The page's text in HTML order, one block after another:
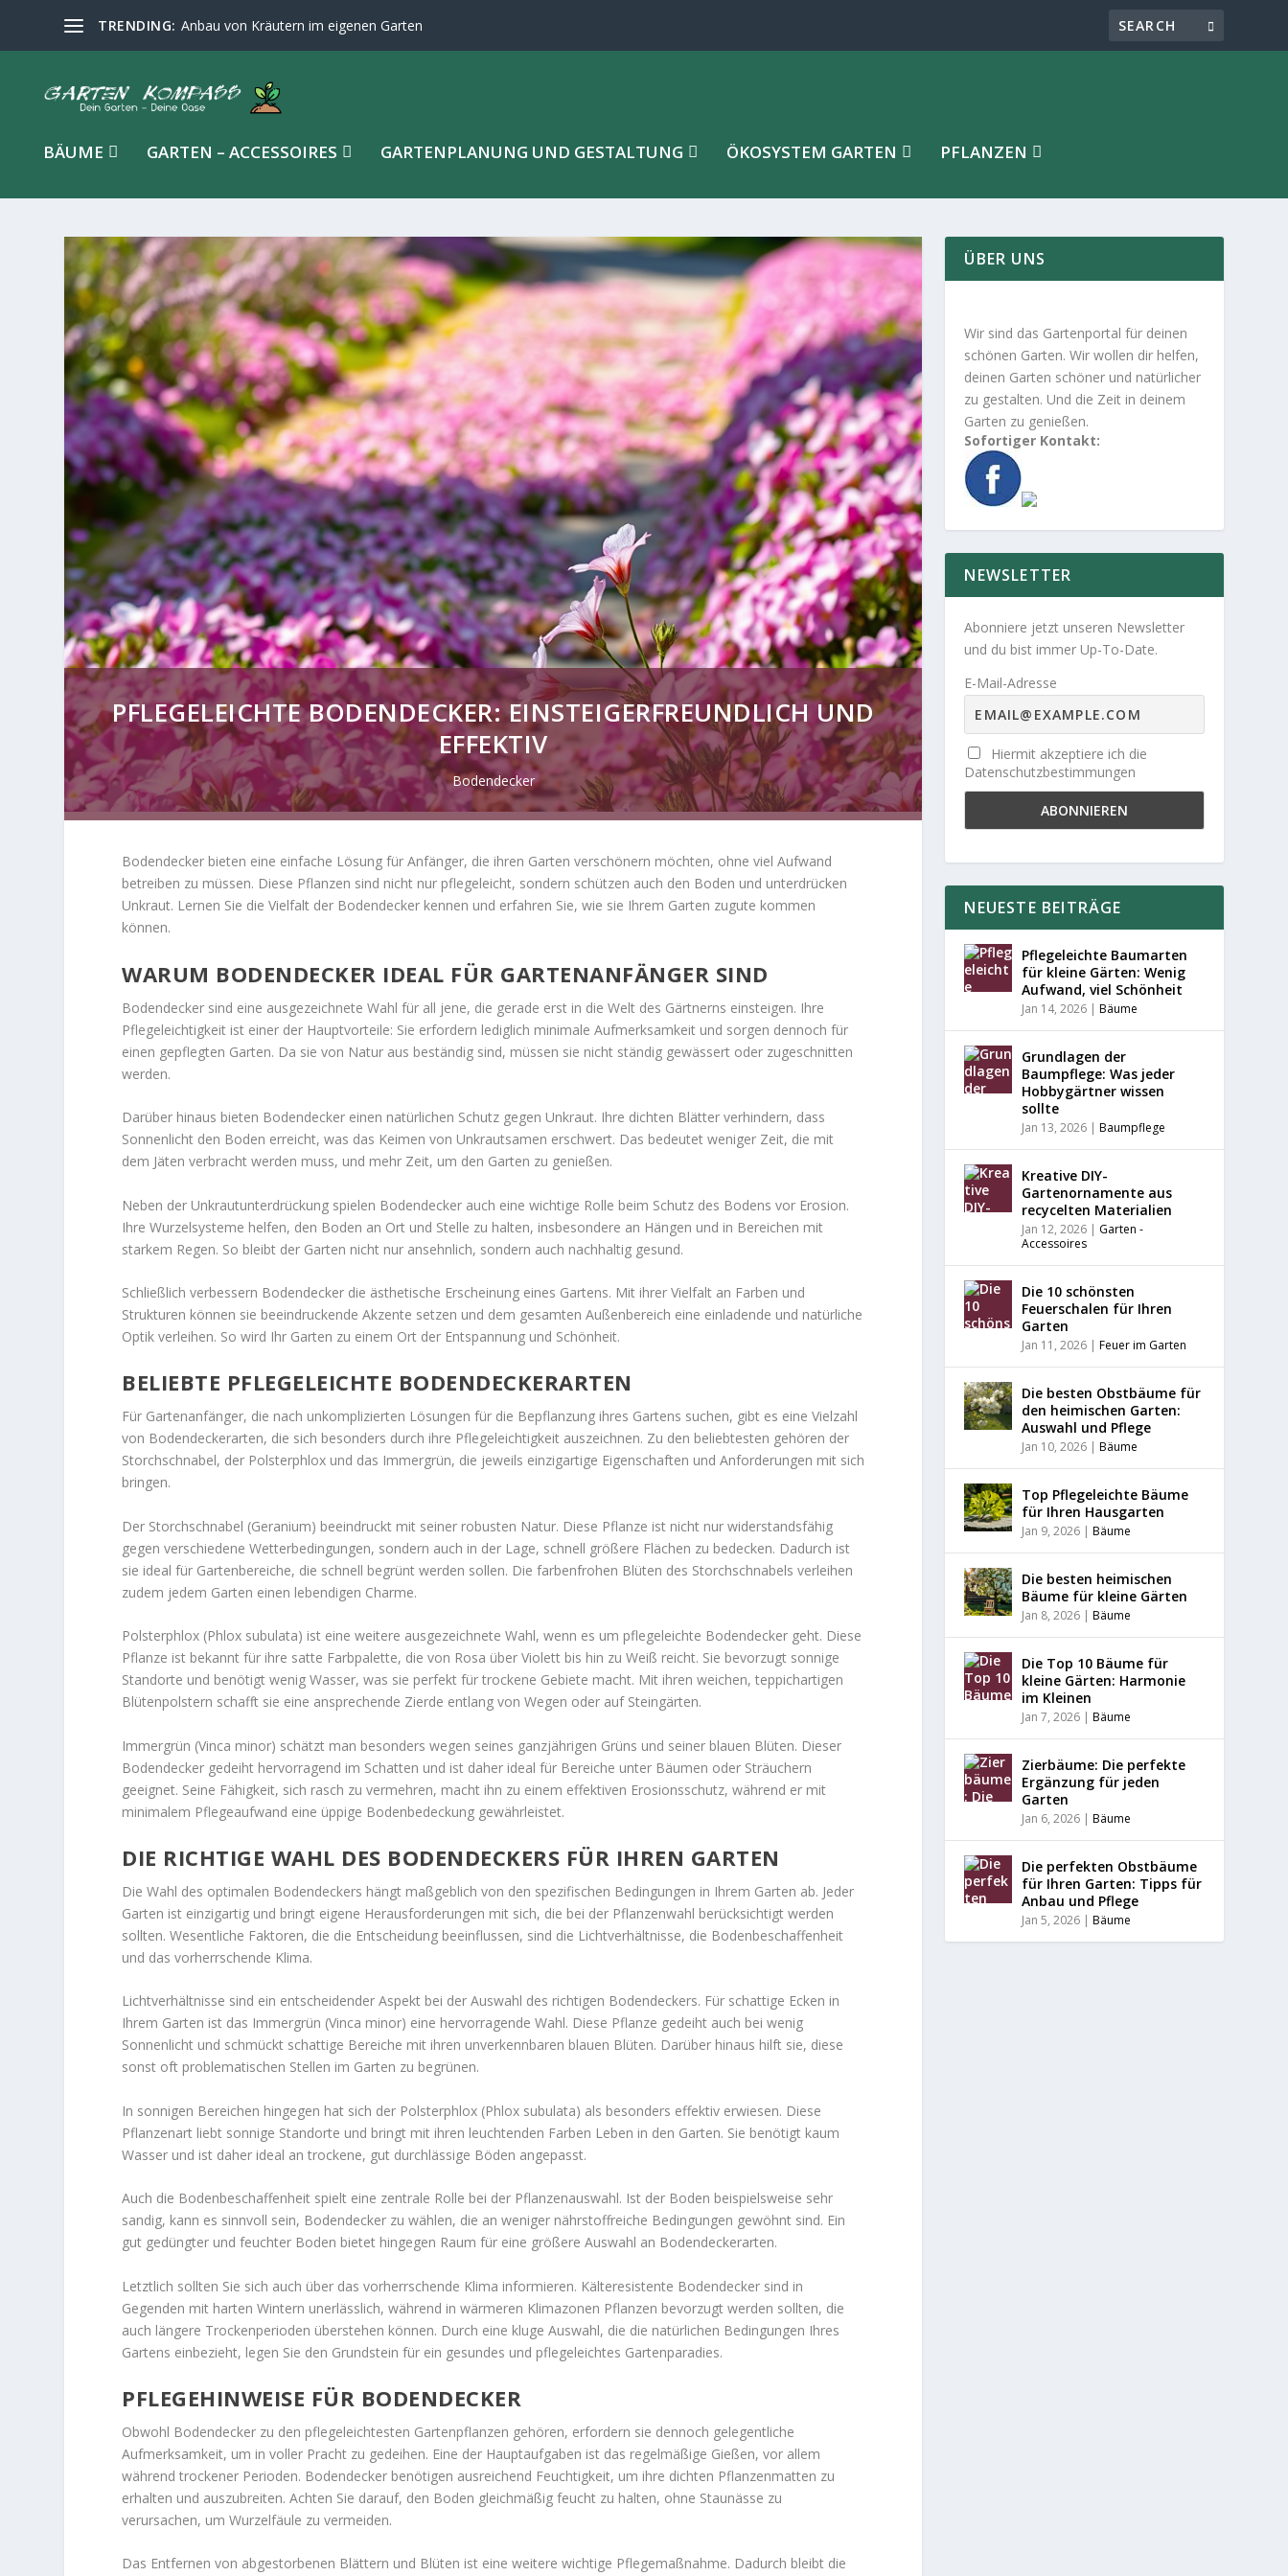
TRENDING: Anbau von Kräutern im eigenen Garten
BÄUME GARTEN – ACCESSOIRES GARTENPLANUNG UND GESTALTUNG ÖKOSYSTEM GARTEN PFLANZEN
PFLEGELEICHTE BODENDECKER: EINSTEIGERFREUNDLICH UND
EFFEKTIV
Bodendecker
Bodendecker bieten eine einfache Lösung für Anfänger, die ihren Garten verschönern möchten, ohne viel Aufwand
betreiben zu müssen. Diese Pflanzen sind nicht nur pflegeleicht, sondern schützen auch den Boden und unterdrücken
Unkraut. Lernen Sie die Vielfalt der Bodendecker kennen und erfahren Sie, wie sie Ihrem Garten zugute kommen
können.
WARUM BODENDECKER IDEAL FÜR GARTENANFÄNGER SIND
Bodendecker sind eine ausgezeichnete Wahl für all jene, die gerade erst in die Welt des Gärtnerns einsteigen. Ihre
Pflegeleichtigkeit ist einer der Hauptvorteile: Sie erfordern lediglich minimale Aufmerksamkeit und sorgen dennoch für
einen gepflegten Garten. Da sie von Natur aus beständig sind, müssen sie nicht ständig gewässert oder zugeschnitten
werden.
Darüber hinaus bieten Bodendecker einen natürlichen Schutz gegen Unkraut. Ihre dichten Blätter verhindern, dass
Sonnenlicht den Boden erreicht, was das Keimen von Unkrautsamen erschwert. Das bedeutet weniger Zeit, die mit
dem Jäten verbracht werden muss, und mehr Zeit, um den Garten zu genießen.
Neben der Unkrautunterdrückung spielen Bodendecker auch eine wichtige Rolle beim Schutz des Bodens vor Erosion.
Ihre Wurzelsysteme helfen, den Boden an Ort und Stelle zu halten, insbesondere an Hängen und in Bereichen mit
starkem Regen. So bleibt der Garten nicht nur ansehnlich, sondern auch nachhaltig gesund.
Schließlich verbessern Bodendecker die ästhetische Erscheinung eines Gartens. Mit ihrer Vielfalt an Farben und
Strukturen können sie beeindruckende Akzente setzen und dem gesamten Außenbereich eine einladende und natürliche
Optik verleihen. So wird Ihr Garten zu einem Ort der Entspannung und Schönheit.
BELIEBTE PFLEGELEICHTE BODENDECKERARTEN
Für Gartenanfänger, die nach unkomplizierten Lösungen für die Bepflanzung ihres Gartens suchen, gibt es eine Vielzahl
von Bodendeckerarten, die sich besonders durch ihre Pflegeleichtigkeit auszeichnen. Zu den beliebtesten gehören der
Storchschnabel, der Polsterphlox und das Immergrün, die jeweils einzigartige Eigenschaften und Anforderungen mit sich
bringen.
Der Storchschnabel (Geranium) beeindruckt mit seiner robusten Natur. Diese Pflanze ist nicht nur widerstandsfähig
gegen verschiedene Wetterbedingungen, sondern auch in der Lage, schnell größere Flächen zu bedecken. Dadurch ist
sie ideal für Gartenbereiche, die schnell begrünt werden sollen. Die farbenfrohen Blüten des Storchschnabels verleihen
zudem jedem Garten einen lebendigen Charme.
Polsterphlox (Phlox subulata) ist eine weitere ausgezeichnete Wahl, wenn es um pflegeleichte Bodendecker geht. Diese
Pflanze ist bekannt für ihre satte Farbpalette, die von Rosa über Violett bis hin zu Weiß reicht. Sie bevorzugt sonnige
Standorte und benötigt wenig Wasser, was sie perfekt für trockene Gebiete macht. Mit ihren weichen, teppichartigen
Blütenpolstern schafft sie eine ansprechende Zierde entlang von Wegen oder auf Steingärten.
Immergrün (Vinca minor) schätzt man besonders wegen seines ganzjährigen Grüns und seiner blauen Blüten. Dieser
Bodendecker gedeiht hervorragend im Schatten und ist daher ideal für Bereiche unter Bäumen oder Sträuchern
geeignet. Seine Fähigkeit, sich rasch zu vermehren, macht ihn zu einem effektiven Erosionsschutz, während er mit
minimalem Pflegeaufwand eine üppige Bodenbedeckung gewährleistet.
DIE RICHTIGE WAHL DES BODENDECKERS FÜR IHREN GARTEN
Die Wahl des optimalen Bodendeckers hängt maßgeblich von den spezifischen Bedingungen in Ihrem Garten ab. Jeder
Garten ist einzigartig und bringt eigene Herausforderungen mit sich, die bei der Pflanzenwahl berücksichtigt werden
sollten. Wesentliche Faktoren, die die Entscheidung beeinflussen, sind die Lichtverhältnisse, die Bodenbeschaffenheit
und das vorherrschende Klima.
Lichtverhältnisse sind ein entscheidender Aspekt bei der Auswahl des richtigen Bodendeckers. Für schattige Ecken in
Ihrem Garten ist das Immergrün (Vinca minor) eine hervorragende Wahl. Diese Pflanze gedeiht auch bei wenig
Sonnenlicht und schmückt schattige Bereiche mit ihren unverkennbaren blauen Blüten. Darüber hinaus hilft sie, diese
sonst oft problematischen Stellen im Garten zu begrünen.
In sonnigen Bereichen hingegen hat sich der Polsterphlox (Phlox subulata) als besonders effektiv erwiesen. Diese
Pflanzenart liebt sonnige Standorte und bringt mit ihren leuchtenden Farben Leben in den Garten. Sie benötigt kaum
Wasser und ist daher ideal an trockene, gut durchlässige Böden angepasst.
Auch die Bodenbeschaffenheit spielt eine zentrale Rolle bei der Pflanzenauswahl. Ist der Boden beispielsweise sehr
sandig, kann es sinnvoll sein, Bodendecker zu wählen, die an weniger nährstoffreiche Bedingungen gewöhnt sind. Ein
gut gedüngter und feuchter Boden bietet hingegen Raum für eine größere Auswahl an Bodendeckerarten.
Letztlich sollten Sie sich auch über das vorherrschende Klima informieren. Kälteresistente Bodendecker sind in
Gegenden mit harten Wintern unerlässlich, während in wärmeren Klimazonen Pflanzen bevorzugt werden sollten, die
auch längere Trockenperioden überstehen können. Durch eine kluge Auswahl, die die natürlichen Bedingungen Ihres
Gartens einbezieht, legen Sie den Grundstein für ein gesundes und pflegeleichtes Gartenparadies.
PFLEGEHINWEISE FÜR BODENDECKER
Obwohl Bodendecker zu den pflegeleichtesten Gartenpflanzen gehören, erfordern sie dennoch gelegentliche
Aufmerksamkeit, um in voller Pracht zu gedeihen. Eine der Hauptaufgaben ist das regelmäßige Gießen, vor allem
während trockener Perioden. Bodendecker benötigen ausreichend Feuchtigkeit, um ihre dichten Pflanzenmatten zu
erhalten und auszubreiten. Achten Sie darauf, den Boden gleichmäßig feucht zu halten, ohne Staunässe zu
verursachen, um Wurzelfäule zu vermeiden.
Das Entfernen von abgestorbenen Blättern und Blüten ist eine weitere wichtige Pflegemaßnahme. Dadurch bleibt die
ÜBER UNS
Wir sind das Gartenportal für deinen
schönen Garten. Wir wollen dir helfen,
deinen Garten schöner und natürlicher
zu gestalten. Und die Zeit in deinem
Garten zu genießen.
Sofortiger Kontakt:
NEWSLETTER
Abonniere jetzt unseren Newsletter
und du bist immer Up-To-Date.
E-Mail-Adresse
Hiermit akzeptiere ich die
Datenschutzbestimmungen
NEUESTE BEITRÄGE
Pflegeleichte Baumarten
für kleine Gärten: Wenig
Aufwand, viel Schönheit
Jan 14, 2026 |Bäume
Grundlagen der
Baumpflege: Was jeder
Hobbygärtner wissen
sollte
Jan 13, 2026 |Baumpflege
Kreative DIY-
Gartenornamente aus
recycelten Materialien
Jan 12, 2026 | Garten -
Accessoires
Die 10 schönsten
Feuerschalen für Ihren
Garten
Jan 11, 2026 |Feuer im Garten
Die besten Obstbäume für
den heimischen Garten:
Auswahl und Pflege
Jan 10, 2026 |Bäume
Top Pflegeleichte Bäume
für Ihren Hausgarten
Jan 9, 2026 |Bäume
Die besten heimischen
Bäume für kleine Gärten
Jan 8, 2026 |Bäume
Die Top 10 Bäume für
kleine Gärten: Harmonie
im Kleinen
Jan 7, 2026 |Bäume
Zierbäume: Die perfekte
Ergänzung für jeden
Garten
Jan 6, 2026 |Bäume
Die perfekten Obstbäume
für Ihren Garten: Tipps für
Anbau und Pflege
Jan 5, 2026 |Bäume